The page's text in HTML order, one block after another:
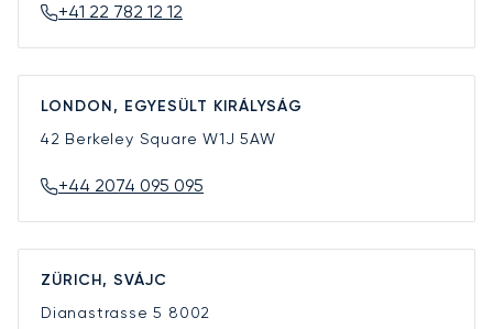
+41 22 782 12 12
LONDON, EGYESÜLT KIRÁLYSÁG
42 Berkeley SquareW1J 5AW
+44 2074 095 095
ZÜRICH, SVÁJC
Dianastrasse 5 8002